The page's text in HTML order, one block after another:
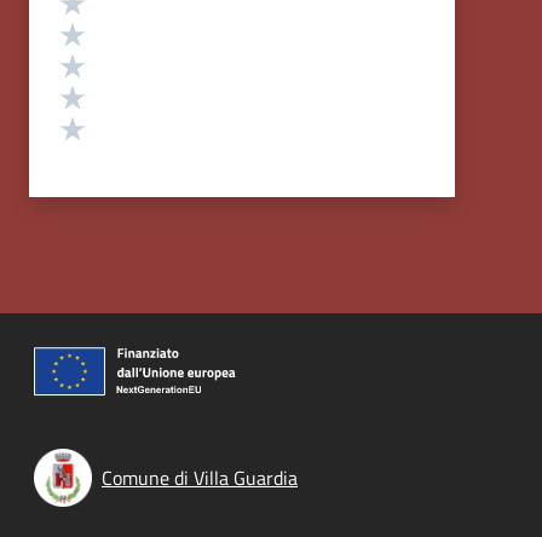
Comune di Villa Guardia